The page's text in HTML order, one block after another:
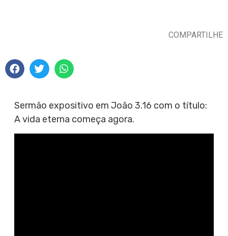
COMPARTILHE
Sermão expositivo em João 3.16 com o título:
A vida eterna começa agora.